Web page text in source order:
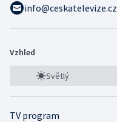
info@ceskatelevize.cz
Vzhled
Světlý
TV program